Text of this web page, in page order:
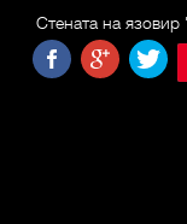
Стената на